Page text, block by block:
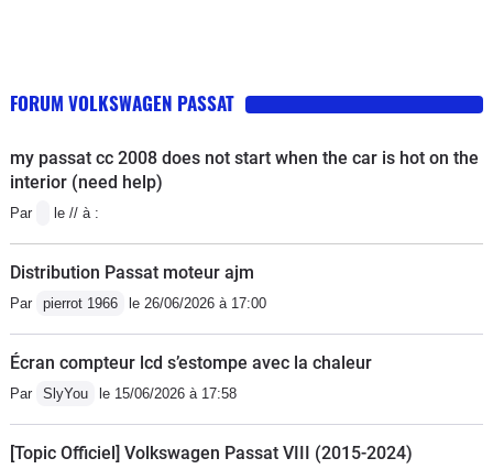
FORUM VOLKSWAGEN PASSAT
my passat cc 2008 does not start when the car is hot on the
interior (need help)
Par le // à :
Distribution Passat moteur ajm
Par pierrot 1966 le 26/06/2026 à 17:00
Écran compteur lcd s’estompe avec la chaleur
Par SlyYou le 15/06/2026 à 17:58
[Topic Officiel] Volkswagen Passat VIII (2015-2024)